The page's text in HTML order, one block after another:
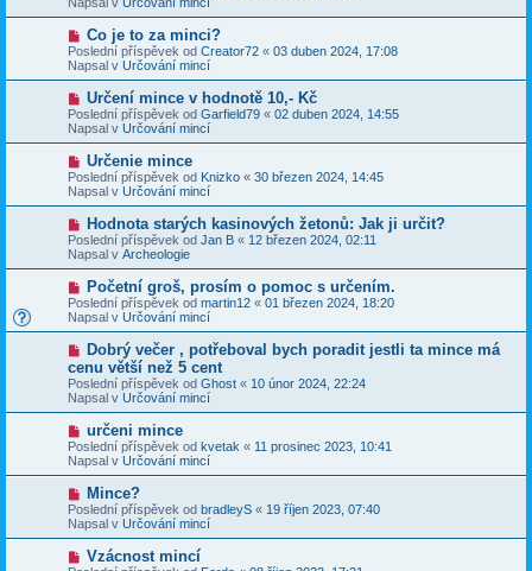
k
s
p
ě
v
e
k
ý
í
s
p
ě
v
e
k
N
o
v
ý
p
í
s
p
ě
v
e
k
Co je to za minci?
Poslední příspěvek od Creator72 « 03 duben 2024, 17:08
Napsal v Určování mincí
N
o
v
ý
p
í
s
p
v
e
k
Určení mince v hodnotě 10,- Kč
Poslední příspěvek od Garfield79 « 02 duben 2024, 14:55
Napsal v Určování mincí
N
o
v
ý
p
í
s
p
v
e
k
Určenie mince
Poslední příspěvek od Knizko « 30 březen 2024, 14:45
Napsal v Určování mincí
N
o
v
ý
p
í
s
p
v
e
k
Hodnota starých kasinových žetonů: Jak ji určit?
Poslední příspěvek od Jan B « 12 březen 2024, 02:11
Napsal v Archeologie
N
o
v
ý
p
í
s
p
ě
v
e
k
Početní groš, prosím o pomoc s určením.
Poslední příspěvek od martin12 « 01 březen 2024, 18:20
Napsal v Určování mincí
N
v
ý
p
ř
s
p
ě
v
e
k
Dobrý večer , potřeboval bych poradit jestli ta mince má
cenu větší než 5 cent
Poslední příspěvek od Ghost « 10 únor 2024, 22:24
Napsal v Určování mincí
N
o
v
ý
p
í
s
p
ě
určeni mince
Poslední příspěvek od kvetak « 11 prosinec 2023, 10:41
Napsal v Určování mincí
N
o
v
ý
p
Mince?
Poslední příspěvek od bradleyS « 19 říjen 2023, 07:40
Napsal v Určování mincí
N
o
Vzácnost mincí